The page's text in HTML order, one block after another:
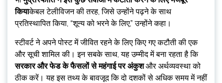
कियाकेबल टेलीविजन की तरह, जिसे उन्होंने पढ़ने के साथ
प्रतिस्थापित किया, “शून्य को भरने के लिए,” उन्होंने कहा।
स्टीवर्ट ने अपने पोस्ट में जीवित रहने के लिए किए गए कटौती की एक
और सूची शामिल की। इन सबके साथ, यह उम्मीद में बना रहता है कि
सरकार और फेड के फैसलों से महंगाई पर अंकुशऔर अर्थव्यवस्था को
ठीक करें। यह इस तथ्य के बावजूद कि दो दशकों से अधिक समय में नहीं